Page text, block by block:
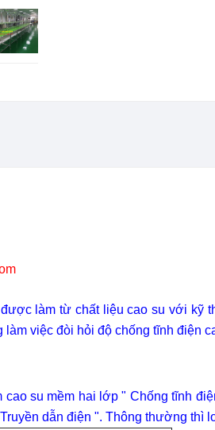
làm từ chất liệu cao su với kỹ
việc đòi hỏi độ chống tĩnh điện
cao su mềm hai lớp " Chống tĩnh
dẫn điện ". Thông thường